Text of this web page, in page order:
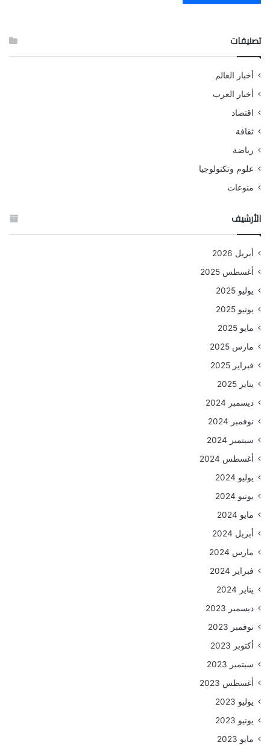
تصنيفات
أخبار العالم
أخبار العرب
اقتصاد
ثقافة
رياضة
علوم وتكنولوجيا
منوعات
الأرشيف
أبريل 2026
أغسطس 2025
يوليو 2025
يونيو 2025
مايو 2025
مارس 2025
فبراير 2025
يناير 2025
ديسمبر 2024
نوفمبر 2024
سبتمبر 2024
أغسطس 2024
يوليو 2024
يونيو 2024
مايو 2024
أبريل 2024
مارس 2024
فبراير 2024
يناير 2024
ديسمبر 2023
نوفمبر 2023
أكتوبر 2023
سبتمبر 2023
أغسطس 2023
يوليو 2023
يونيو 2023
مايو 2023